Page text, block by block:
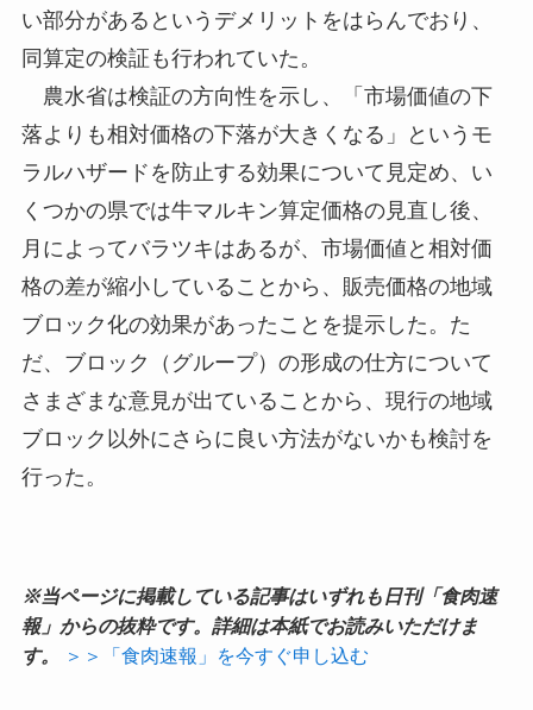
い部分があるというデメリットをはらんでおり、
同算定の検証も行われていた。
農水省は検証の方向性を示し、「市場価値の下
落よりも相対価格の下落が大きくなる」というモ
ラルハザードを防止する効果について見定め、い
くつかの県では牛マルキン算定価格の見直し後、
月によってバラツキはあるが、市場価値と相対価
格の差が縮小していることから、販売価格の地域
ブロック化の効果があったことを提示した。た
だ、ブロック（グループ）の形成の仕方について
さまざまな意見が出ていることから、現行の地域
ブロック以外にさらに良い方法がないかも検討を
行った。
※当ページに掲載している記事はいずれも日刊「食肉速
報」からの抜粋です。詳細は本紙でお読みいただけま
す。
＞＞「食肉速報」を今すぐ申し込む